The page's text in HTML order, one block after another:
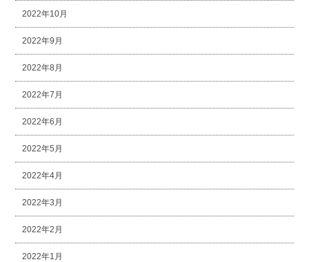
2022年10月
2022年9月
2022年8月
2022年7月
2022年6月
2022年5月
2022年4月
2022年3月
2022年2月
2022年1月